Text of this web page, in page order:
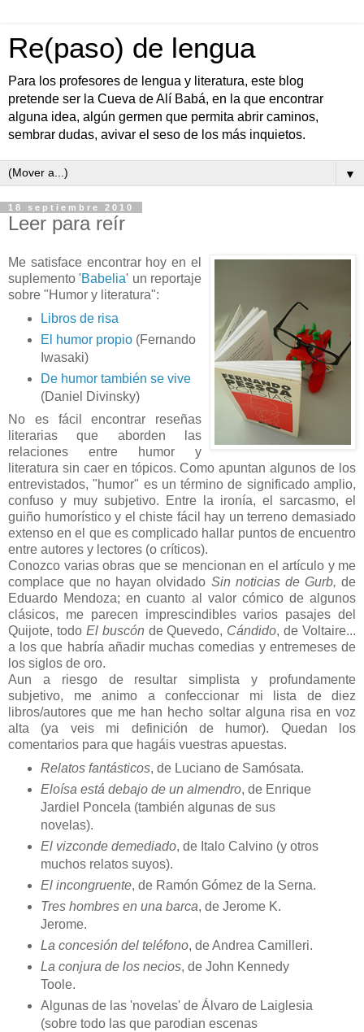
Re(paso) de lengua
Para los profesores de lengua y literatura, este blog
pretende ser la Cueva de Alí Babá, en la que encontrar
alguna idea, algún germen que permita abrir caminos,
sembrar dudas, avivar el seso de los más inquietos.
▼
18 septiembre 2010
Leer para reír
Me satisface encontrar hoy en el
suplemento 'Babelia' un reportaje
sobre "Humor y literatura":
Libros de risa
El humor propio(Fernando
Iwasaki)
De humor también se vive
(Daniel Divinsky)
No es fácil encontrar reseñas
literarias que aborden las
relaciones entre humor y
literatura sin caer en tópicos. Como apuntan algunos de los
entrevistados, "humor" es un término de significado amplio,
confuso y muy subjetivo. Entre la ironía, el sarcasmo, el
guiño humorístico y el chiste fácil hay un terreno demasiado
extenso en el que es complicado hallar puntos de encuentro
entre autores y lectores (o críticos).
Conozco varias obras que se mencionan en el artículo y me
complace que no hayan olvidado Sin noticias de Gurb, de
Eduardo Mendoza; en cuanto al valor cómico de algunos
clásicos, me parecen imprescindibles varios pasajes del
Quijote, todo El buscón de Quevedo, Cándido, de Voltaire...
a los que habría añadir muchas comedias y entremeses de
los siglos de oro.
Aun a riesgo de resultar simplista y profundamente
subjetivo, me animo a confeccionar mi lista de diez
libros/autores que me han hecho soltar alguna risa en voz
alta (ya veis mi definición de humor). Quedan los
comentarios para que hagáis vuestras apuestas.
Relatos fantásticos, de Luciano de Samósata.
Eloísa está debajo de un almendro, de Enrique
Jardiel Poncela (también algunas de sus
novelas).
El vizconde demediado, de Italo Calvino (y otros
muchos relatos suyos).
El incongruente, de Ramón Gómez de la Serna.
Tres hombres en una barca, de Jerome K.
Jerome.
La concesión del teléfono, de Andrea Camilleri.
La conjura de los necios, de John Kennedy
Toole.
Algunas de las 'novelas' de Álvaro de Laiglesia
(sobre todo las que parodian escenas